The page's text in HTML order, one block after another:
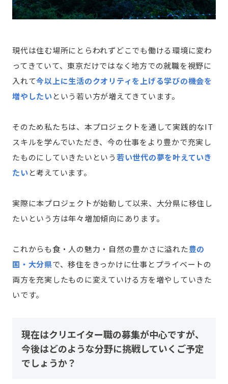
現代は住む場所にとらわれずどこでも働ける環境に変わ
ってきていて、東京だけではなく地方での就職を視野に
入れて今以上に生活のクオリティを上げる学びの機会を
増やしたいという若い方が増えてきています。
そのため私たちは、本プロジェクトを通して実践的なIT
スキルを学んでいただき、今の仕事をより豊かで充実し
たものにしていきたいという若い世代の夢を叶えていき
たいと考えています。
実際に本プロジェクトが始動して以来、大分県に移住し
たいという方は年々増加傾向にあります。
これからも食・人の魅力・自然の豊かさに溢れた豊の
国・大分県で、移住をきっかけに仕事とプライベートの
両方を充実したものに変えていける方を増やしていきた
いです。
現在はクリエイター職の募集が中心ですが、
今後はどのような分野に挑戦していくご予定
でしょうか？